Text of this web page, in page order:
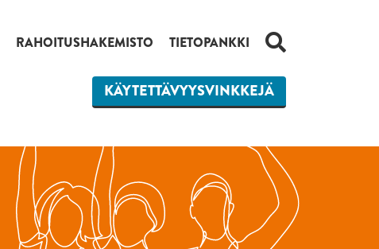
RAHOITUSHAKEMISTO TIETOPANKKI HAKU
KÄYTETTÄVYYSVINKKEJÄ